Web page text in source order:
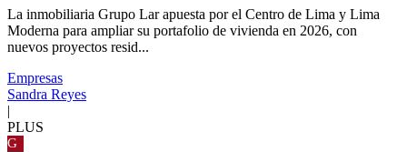
La inmobiliaria Grupo Lar apuesta por el Centro de Lima y Lima
Moderna para ampliar su portafolio de vivienda en 2026, con
nuevos proyectos resid...
Empresas
Sandra Reyes
|
PLUS
G